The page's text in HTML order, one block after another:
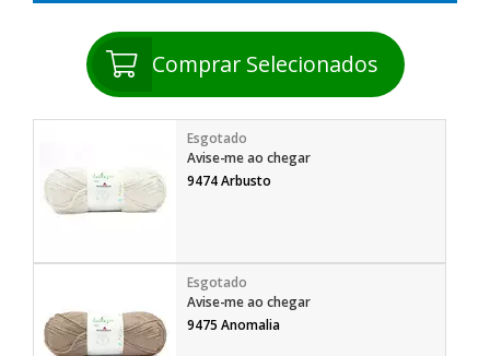
Comprar Selecionados
Avise-me ao chegar
9474 Arbusto
Avise-me ao chegar
9475 Anomalia